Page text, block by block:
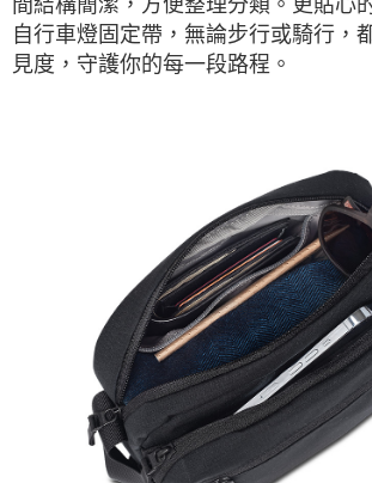
間結構簡潔，方便整理分類。更貼心
自行車燈固定帶，無論步行或騎行，
見度，守護你的每一段路程。